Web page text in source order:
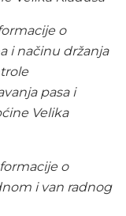
o
i načinu držanja
pasa i
Velika
o
i van radnog